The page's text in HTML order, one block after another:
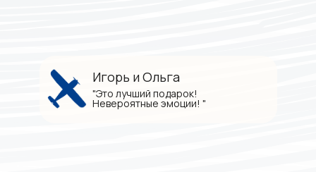
"Это лучший подарок!
Невероятные эмоции! "
Игорь и Ольга